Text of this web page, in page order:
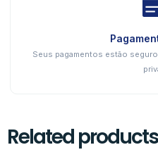
Seus pagamentos estão
Related products